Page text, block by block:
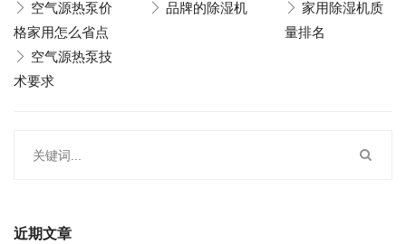
空气源热泵价
格家用怎么省点
品牌的除湿机
家用除湿机质
量排名
空气源热泵技
术要求
近期文章